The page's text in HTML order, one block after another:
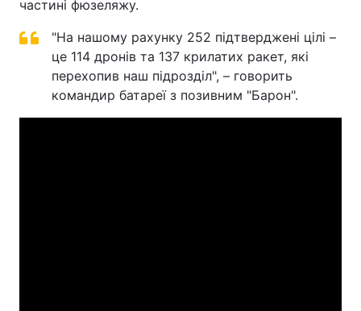
Цікавинки
Екологія Регіони
Лонгріди
частині фюзеляжу.
"‎На нашому рахунку 252 підтверджені цілі –
це 114 дронів та 137 крилатих ракет, які
перехопив наш підрозділ"‎, – говорить
командир батареї з позивним "Барон".